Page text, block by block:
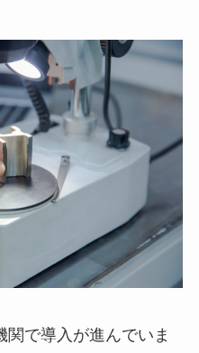
で導入が進んでいま